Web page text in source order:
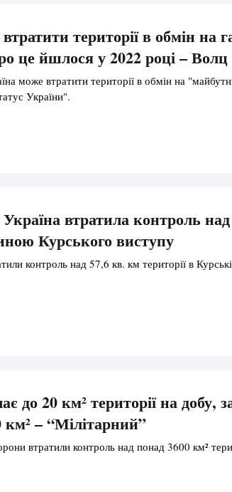
території в обмін на
це йшлося у 2022 році – Волц
може втратити території в обмін на "майбутні
України".
втратила контроль над
Курського виступу
контроль над 57,6 кв. км території в
до 20 км² території на добу,
км² – “Мілітарний”
втратили контроль над понад 3600 км²